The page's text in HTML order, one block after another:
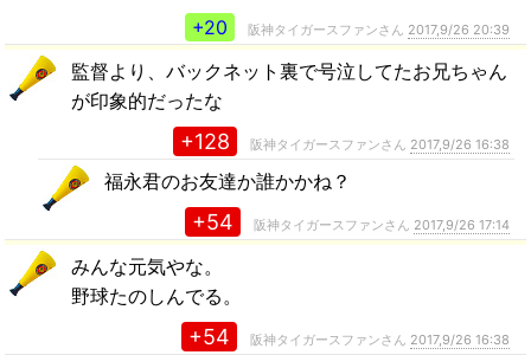
+20 阪神タイガースファンさん 2017,9/26 20:39
監督より、バックネット裏で号泣してたお兄ちゃん
が印象的だったな
+128 阪神タイガースファンさん 2017,9/26 16:38
福永君のお友達か誰かかね？
+54 阪神タイガースファンさん 2017,9/26 17:14
みんな元気やな。
野球たのしんでる。
+54 阪神タイガースファンさん 2017,9/26 16:38